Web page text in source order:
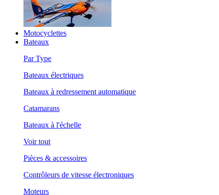
Motocyclettes
Bateaux
Par Type
Bateaux électriques
Bateaux à redressement automatique
Catamarans
Bateaux à l'échelle
Voir tout
Pièces & accessoires
Contrôleurs de vitesse électroniques
Moteurs